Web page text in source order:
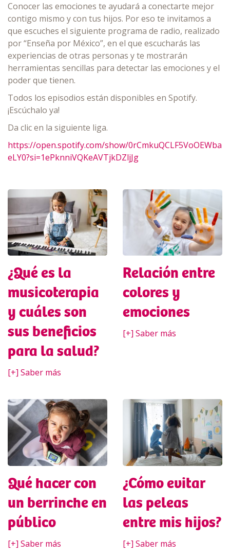
Conocer las emociones te ayudará a conectarte mejor
contigo mismo y con tus hijos. Por eso te invitamos a
que escuches el siguiente programa de radio, realizado
por “Enseña por México”, en el que escucharás las
experiencias de otras personas y te mostrarán
herramientas sencillas para detectar las emociones y el
poder que tienen.
Todos los episodios están disponibles en Spotify.
¡Escúchalo ya!
Da clic en la siguiente liga.
https://open.spotify.com/show/0rCmkuQCLF5VoOEWba
eLY0?si=1ePknniVQKeAVTjkDZljJg
¿Qué es la
musicoterapia
y cuáles son
sus beneficios
para la salud?
[+] Saber más
Relación entre
colores y
emociones
[+] Saber más
Qué hacer con
un berrinche en
público
[+] Saber más
¿Cómo evitar
las peleas
entre mis hijos?
[+] Saber más